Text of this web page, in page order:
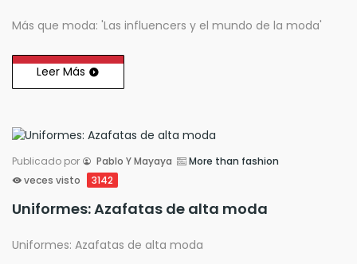
Más que moda: 'Las influencers y el mundo de la moda'
Leer Más
Publicado por Pablo Y Mayaya
More than fashion
veces visto
3142
Uniformes: Azafatas de alta moda
Uniformes: Azafatas de alta moda